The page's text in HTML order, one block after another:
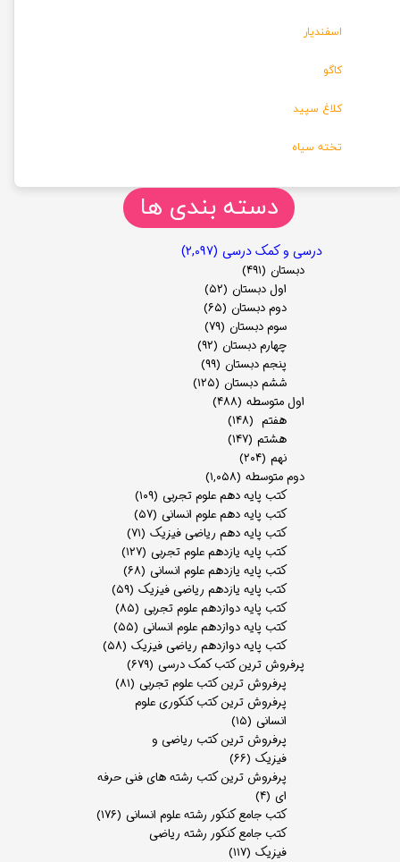
اسفندیار
کاگو
کلاغ سپید
تخته سیاه
دسته بندی ها
درسی و کمک درسی (۲,۰۹۷)
دبستان (۴۹۱)
اول دبستان (۵۲)
دوم دبستان (۶۵)
سوم دبستان (۷۹)
چهارم دبستان (۹۲)
پنجم دبستان (۹۹)
ششم دبستان (۱۲۵)
اول متوسطه (۴۸۸)
هفتم (۱۴۸)
هشتم (۱۴۷)
نهم (۲۰۴)
دوم متوسطه (۱,۰۵۸)
کتب پایه دهم علوم تجربی (۱۰۹)
کتب پایه دهم علوم انسانی (۵۷)
کتب پایه دهم ریاضی فیزیک (۷۱)
کتب پایه یازدهم علوم تجربی (۱۲۷)
کتب پایه یازدهم علوم انسانی (۶۸)
کتب پایه یازدهم ریاضی فیزیک (۵۹)
کتب پایه دوازدهم علوم تجربی (۸۵)
کتب پایه دوازدهم علوم انسانی (۵۵)
کتب پایه دوازدهم ریاضی فیزیک (۵۸)
پرفروش ترین کتب کمک درسی (۶۷۹)
پرفروش ترین کتب علوم تجربی (۸۱)
پرفروش ترین کتب کنکوری علوم
انسانی (۱۵)
پرفروش ترین کتب ریاضی و
فیزیک (۶۶)
پرفروش ترین کتب رشته های فنی حرفه
ای (۴)
کتب جامع کنکور رشته علوم انسانی (۱۷۶)
کتب جامع کنکور رشته ریاضی
فیزیک (۱۱۷)